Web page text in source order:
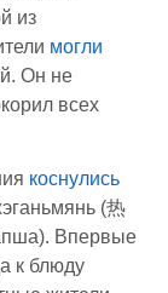
из
могли
Он не
всех
коснулись
(热
Впервые
к блюду